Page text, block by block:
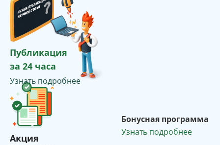
Публикация
за 24 часа
Узнать подробнее
Акция
Бонусная программа
Узнать подробнее